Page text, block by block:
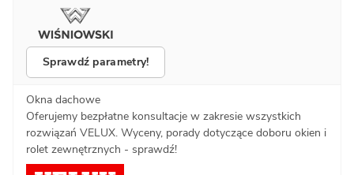
Sprawdź parametry!
Okna dachowe
Oferujemy bezpłatne konsultacje w zakresie wszystkich
rozwiązań VELUX. Wyceny, porady dotyczące doboru okien i
rolet zewnętrznych - sprawdź!